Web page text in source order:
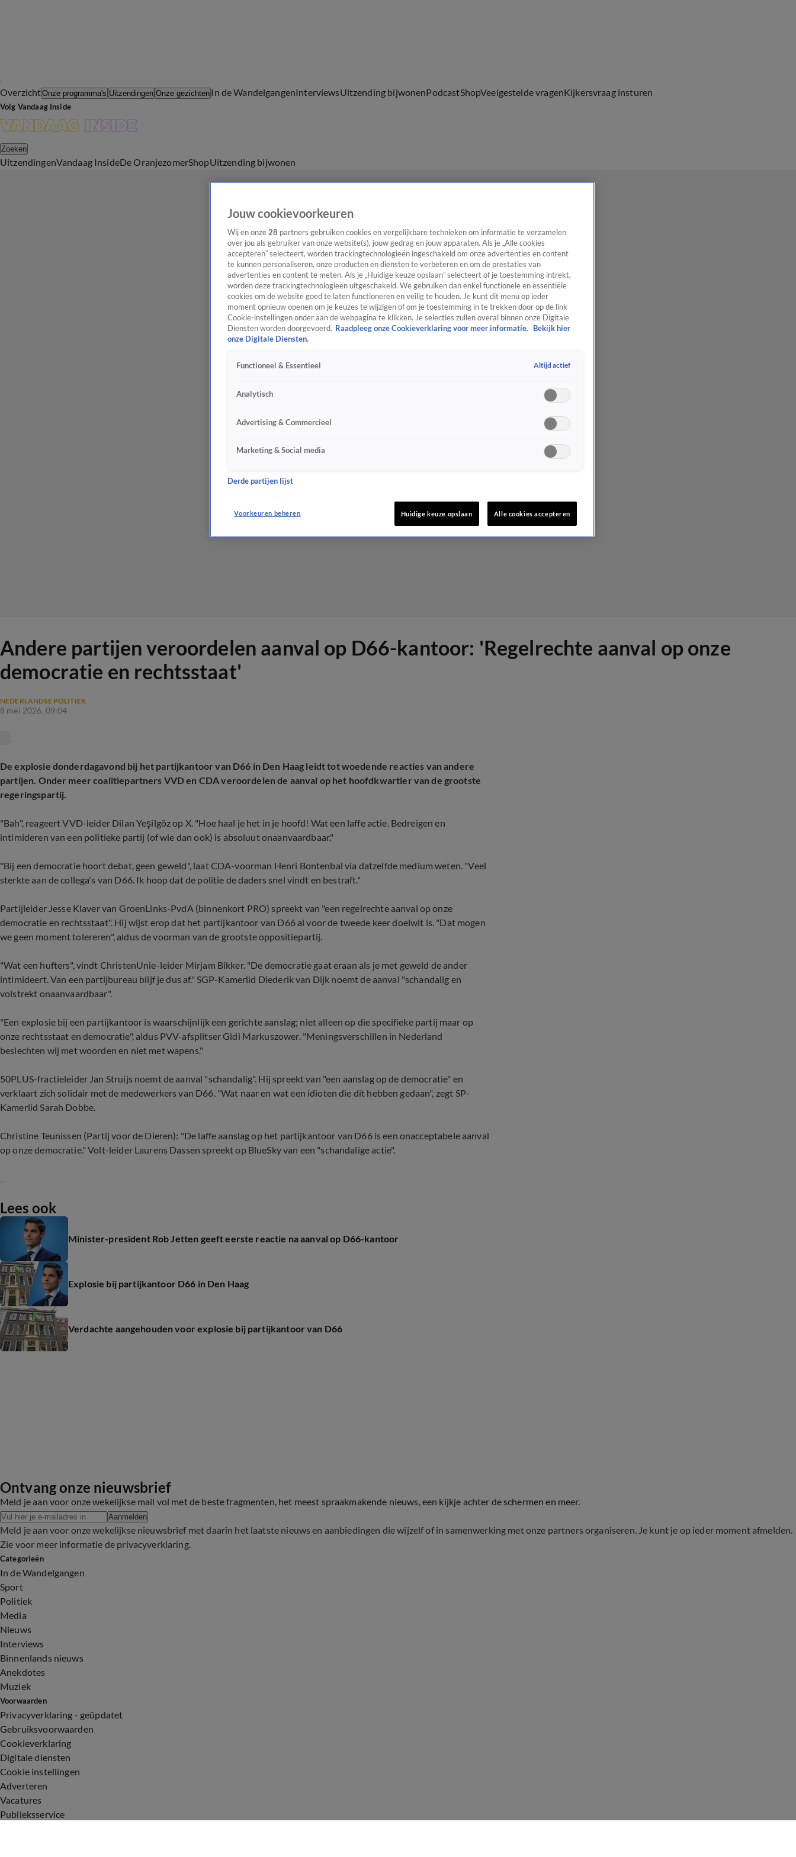
OverzichtOnze programma's Uitzendingen Onze gezichten In de WandelgangenInterviewsUitzending bijwonenPodcastShopVeelgestelde vragenKijkersvraag insturen
Volg Vandaag Inside
Zoeken
UitzendingenVandaag InsideDe OranjezomerShopUitzending bijwonen
Andere partijen veroordelen aanval op D66-kantoor: 'Regelrechte aanval op onze
democratie en rechtsstaat'
NEDERLANDSE POLITIEK
8 mei 2026, 09:04
De explosie donderdagavond bij het partijkantoor van D66 in Den Haag leidt tot woedende reacties van andere
partijen. Onder meer coalitiepartners VVD en CDA veroordelen de aanval op het hoofdkwartier van de grootste
regeringspartij.
"Bah", reageert VVD-leider Dilan Yeşilgöz op X. "Hoe haal je het in je hoofd! Wat een laffe actie. Bedreigen en
intimideren van een politieke partij (of wie dan ook) is absoluut onaanvaardbaar."
"Bij een democratie hoort debat, geen geweld", laat CDA-voorman Henri Bontenbal via datzelfde medium weten. "Veel
sterkte aan de collega's van D66. Ik hoop dat de politie de daders snel vindt en bestraft."
Partijleider Jesse Klaver van GroenLinks-PvdA (binnenkort PRO) spreekt van "een regelrechte aanval op onze
democratie en rechtsstaat". Hij wijst erop dat het partijkantoor van D66 al voor de tweede keer doelwit is. "Dat mogen
we geen moment tolereren", aldus de voorman van de grootste oppositiepartij.
"Wat een hufters", vindt ChristenUnie-leider Mirjam Bikker. "De democratie gaat eraan als je met geweld de ander
intimideert. Van een partijbureau blijf je dus af." SGP-Kamerlid Diederik van Dijk noemt de aanval "schandalig en
volstrekt onaanvaardbaar".
"Een explosie bij een partijkantoor is waarschijnlijk een gerichte aanslag; niet alleen op die specifieke partij maar op
onze rechtsstaat en democratie", aldus PVV-afsplitser Gidi Markuszower. "Meningsverschillen in Nederland
beslechten wij met woorden en niet met wapens."
50PLUS-fractieleider Jan Struijs noemt de aanval "schandalig". Hij spreekt van "een aanslag op de democratie" en
verklaart zich solidair met de medewerkers van D66. "Wat naar en wat een idioten die dit hebben gedaan", zegt SP-
Kamerlid Sarah Dobbe.
Christine Teunissen (Partij voor de Dieren): "De laffe aanslag op het partijkantoor van D66 is een onacceptabele aanval
op onze democratie." Volt-leider Laurens Dassen spreekt op BlueSky van een "schandalige actie".
Lees ook
Minister-president Rob Jetten geeft eerste reactie na aanval op D66-kantoor
Explosie bij partijkantoor D66 in Den Haag
Verdachte aangehouden voor explosie bij partijkantoor van D66
Ontvang onze nieuwsbrief
Meld je aan voor onze wekelijkse mail vol met de beste fragmenten, het meest spraakmakende nieuws, een kijkje achter de schermen en meer.
Aanmelden
Meld je aan voor onze wekelijkse nieuwsbrief met daarin het laatste nieuws en aanbiedingen die wijzelf of in samenwerking met onze partners organiseren. Je kunt je op ieder moment afmelden.
Zie voor meer informatie de privacyverklaring.
Categorieën
In de Wandelgangen
Sport
Politiek
Media
Nieuws
Interviews
Binnenlands nieuws
Anekdotes
Muziek
Voorwaarden
Privacyverklaring - geüpdatet
Gebruiksvoorwaarden
Cookieverklaring
Digitale diensten
Cookie instellingen
Adverteren
Vacatures
Publieksservice
Jouw cookievoorkeuren
Wij en onze 28 partners gebruiken cookies en vergelijkbare technieken om informatie te verzamelen
over jou als gebruiker van onze website(s), jouw gedrag en jouw apparaten. Als je „Alle cookies
accepteren” selecteert, worden trackingtechnologieën ingeschakeld om onze advertenties en content
te kunnen personaliseren, onze producten en diensten te verbeteren en om de prestaties van
advertenties en content te meten. Als je „Huidige keuze opslaan” selecteert of je toestemming intrekt,
worden deze trackingtechnologieën uitgeschakeld. We gebruiken dan enkel functionele en essentiële
cookies om de website goed te laten functioneren en veilig te houden. Je kunt dit menu op ieder
moment opnieuw openen om je keuzes te wijzigen of om je toestemming in te trekken door op de link
Cookie-instellingen onder aan de webpagina te klikken. Je selecties zullen overal binnen onze Digitale
Diensten worden doorgevoerd. Raadpleeg onze Cookieverklaring voor meer informatie.
Bekijk hier
onze Digitale Diensten.
Functioneel & Essentieel Altijd actief
Analytisch
Advertising & Commercieel
Marketing & Social media
Derde partijen lijst
Voorkeuren beheren Huidige keuze opslaan Alle cookies accepteren